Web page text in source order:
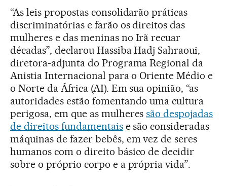
“As leis propostas consolidarão práticas
discriminatórias e farão os direitos das
mulheres e das meninas no Irã recuar
décadas”, declarou Hassiba Hadj Sahraoui,
diretora-adjunta do Programa Regional da
Anistia Internacional para o Oriente Médio e
o Norte da África (AI). Em sua opinião, “as
autoridades estão fomentando uma cultura
perigosa, em que as mulheressão despojadas
de direitos fundamentaise são consideradas
máquinas de fazer bebês, em vez de seres
humanos com o direito básico de decidir
sobre o próprio corpo e a própria vida”.